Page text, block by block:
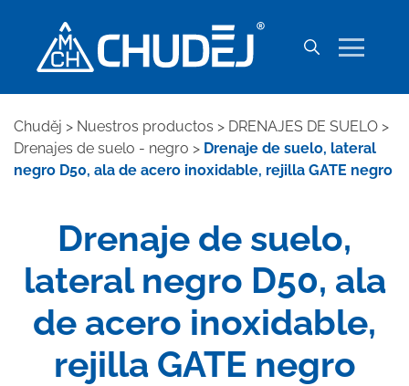
Chuděj > Nuestros productos > DRENAJES DE SUELO >
Drenajes de suelo - negro > Drenaje de suelo, lateral
negro D50, ala de acero inoxidable, rejilla GATE negro
Drenaje de suelo,
lateral negro D50, ala
de acero inoxidable,
rejilla GATE negro